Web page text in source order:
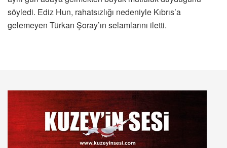
söyledi. Ediz Hun, rahatsızlığı nedeniyle Kıbrıs’a
gelemeyen Türkan Şoray’ın selamlarını iletti.